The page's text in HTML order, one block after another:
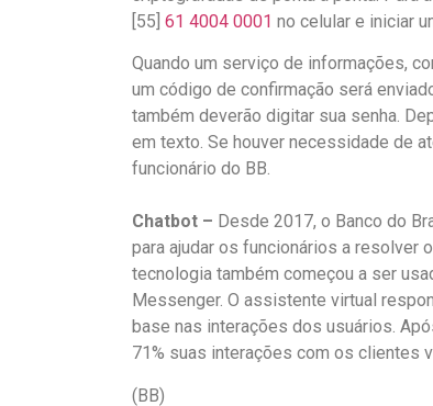
[55] 61 4004 0001 no celular e iniciar
Quando um serviço de informações,
um código de confirmação será
também deverão digitar sua senha.
em texto. Se houver necessidade de
funcionário do BB.
Chatbot – Desde 2017, o Banco do
para ajudar os funcionários a resolver
tecnologia também começou a ser
Messenger. O assistente virtual
base nas interações dos usuários.
71% suas interações com os clientes
(BB)